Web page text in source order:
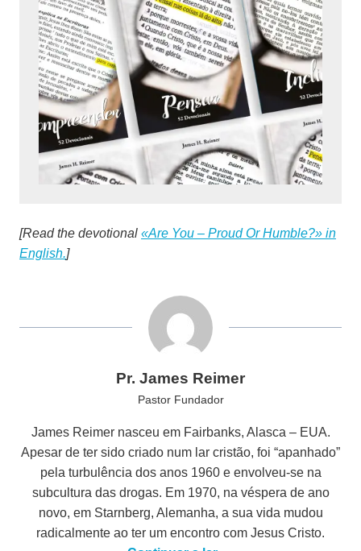
[Read the devotional «Are You – Proud Or Humble?» in
English.]
Pr. James Reimer
Pastor Fundador
James Reimer nasceu em Fairbanks, Alasca – EUA.
Apesar de ter sido criado num lar cristão, foi “apanhado”
pela turbulência dos anos 1960 e envolveu-se na
subcultura das drogas. Em 1970, na véspera de ano
novo, em Starnberg, Alemanha, a sua vida mudou
radicalmente ao ter um encontro com Jesus Cristo.